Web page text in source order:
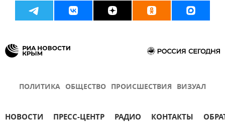
ПОЛИТИКА ОБЩЕСТВО ПРОИСШЕСТВИЯ ВИЗУАЛ
НОВОСТИ ПРЕСС-ЦЕНТР РАДИО КОНТАКТЫ